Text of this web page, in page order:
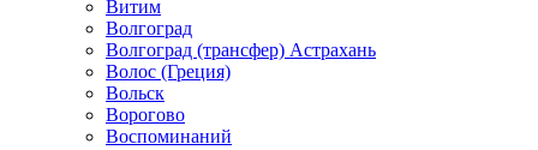
Витим
Волгоград
Волгоград (трансфер) Астрахань
Волос (Греция)
Вольск
Ворогово
Воспоминаний